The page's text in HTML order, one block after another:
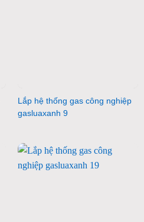
Lắp hệ thống gas công nghiệp
gasluaxanh 9